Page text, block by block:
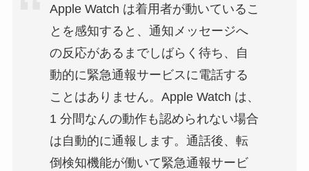
Apple Watch は着用者が動いているこ
とを感知すると、通知メッセージへ
の反応があるまでしばらく待ち、自
動的に緊急通報サービスに電話する
ことはありません。Apple Watch は、
1 分間なんの動作も認められない場合
は自動的に通報します。通話後、転
倒検知機能が働いて緊急通報サービ